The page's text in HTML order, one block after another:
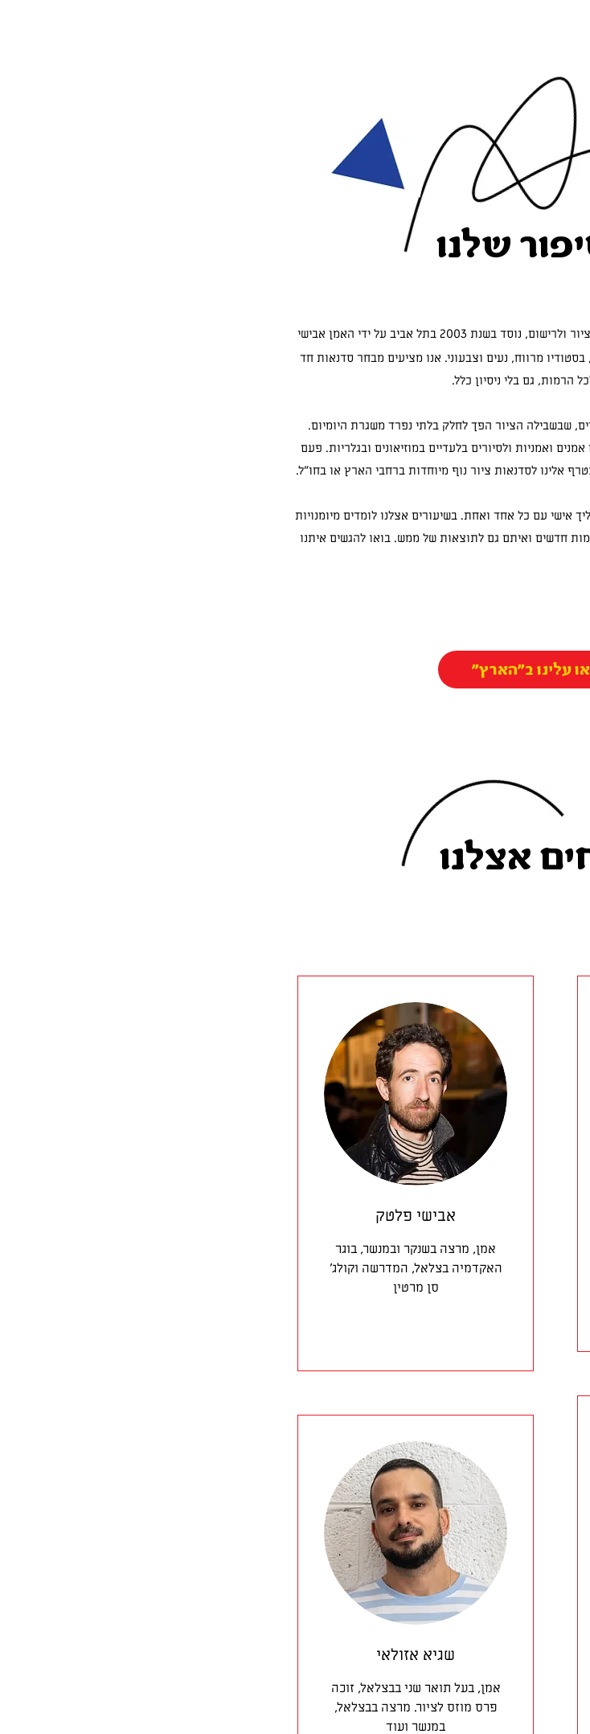
שלנו
הוא בית ספר לציור ולרישום, נוסד בשנת 2003 בתל אביב על ידי האמן אבישי
מרווח, נעים וצבעוני. אנו מציעים מבחר סדנאות חד
הרמות, גם בלי ניסיון כלל.
שבשבילה הציור הפך לחלק בלתי נפרד משגרת היומיום.
ואמניות ולסיורים בלעדיים במוזיאונים ובגלריות. פעם
אלינו לסדנאות ציור נוף מיוחדות ברחבי הארץ או בחו״ל.
אישי עם כל אחד ואחת. בשיעורים אצלנו לומדים מיומנויות
חדשים ואיתם גם לתוצאות של ממש. בואו להגשים איתנו
עלינו ב״הארץ״
אצלנו
אבישי פלטק
אמן, מרצה בשנקר ובמנשר, בוגר
האקדמיה בצלאל, המדרשה וקולג׳
סן מרטין
שגיא אזולאי
אמן, בעל תואר שני בבצלאל, זוכה
פרס מוזס לציור. מרצה בבצלאל,
במנשר ועוד